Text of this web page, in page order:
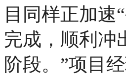
目同样正加速
完成，顺利冲
阶段。”项目